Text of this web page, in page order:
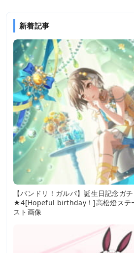
新着記事
【バンドリ！ガルパ】誕生日記念ガ
★4[Hopeful birthday！]高松燈ステ
スト画像